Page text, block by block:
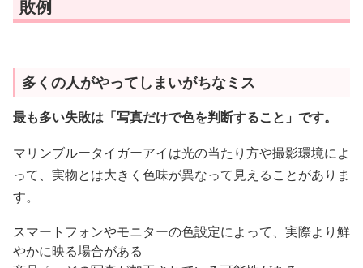
敗例
多くの人がやってしまいがちなミス
最も多い失敗は「写真だけで色を判断すること」です。
マリンブルータイガーアイは光の当たり方や撮影環境によ
って、実物とは大きく色味が異なって見えることがありま
す。
スマートフォンやモニターの色設定によって、実際より鮮
やかに映る場合がある